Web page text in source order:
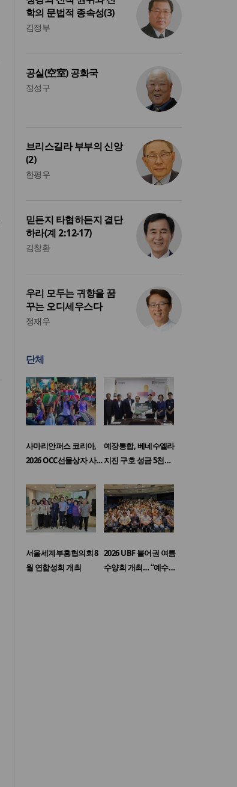
학의 문법적 종속성(3)
김정부
공실(空室) 공화국
정성구
브리스길라 부부의 신앙
(2)
한평우
믿든지 타협하든지 결단
하라(계 2:12-17)
김창환
우리 모두는 귀향을 꿈
꾸는 오디세우스다
정재우
단체
사마리안퍼스 코리아,
2026 OCC선물상자 사…
예장통합, 베네수엘라
지진 구호 성금 5천…
서울세계부흥협의회 8
월 연합성회 개최
2026 UBF 불어권 여름
수양회 개최… “예수…